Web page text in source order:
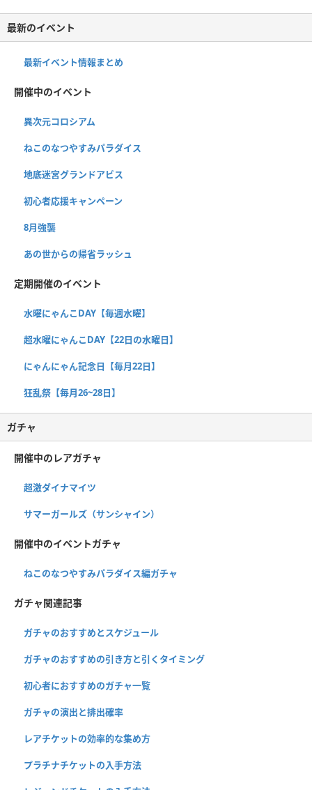
最新のイベント
最新イベント情報まとめ
開催中のイベント
異次元コロシアム
ねこのなつやすみパラダイス
地底迷宮グランドアビス
初心者応援キャンペーン
8月強襲
あの世からの帰省ラッシュ
定期開催のイベント
水曜にゃんこDAY【毎週水曜】
超水曜にゃんこDAY【22日の水曜日】
にゃんにゃん記念日【毎月22日】
狂乱祭【毎月26~28日】
ガチャ
開催中のレアガチャ
超激ダイナマイツ
サマーガールズ（サンシャイン）
開催中のイベントガチャ
ねこのなつやすみパラダイス編ガチャ
ガチャ関連記事
ガチャのおすすめとスケジュール
ガチャのおすすめの引き方と引くタイミング
初心者におすすめのガチャ一覧
ガチャの演出と排出確率
レアチケットの効率的な集め方
プラチナチケットの入手方法